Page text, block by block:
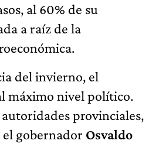
al 60% de su
a raíz de la
del invierno, el
máximo nivel político.
provinciales,
el gobernador Osvaldo